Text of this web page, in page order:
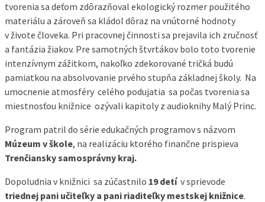
tvorenia sa deťom zdôrazňoval ekologický rozmer použitého
materiálu a zároveň sa kládol dôraz na vnútorné hodnoty
v živote človeka. Pri pracovnej činnosti sa prejavila ich zručnosť
a fantázia žiakov. Pre samotných štvrtákov bolo toto tvorenie
intenzívnym zážitkom, nakoľko zdekorované tričká budú
pamiatkou na absolvovanie prvého stupňa základnej školy. Na
umocnenie atmosféry celého podujatia sa počas tvorenia sa
miestnosťou knižnice ozývali kapitoly z audioknihy Malý Princ.
Program patril do série edukačných programov s názvom
Múzeum v škole, na realizáciu ktorého finančne prispieva
Trenčiansky samosprávny kraj.
Dopoludnia v knižnici sa zúčastnilo 19detí v sprievode
triednej pani učiteľky a pani riaditeľky mestskej knižnice.